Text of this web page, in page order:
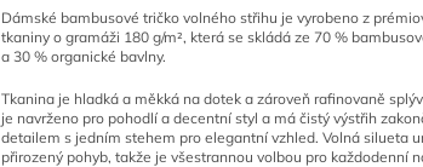
Dámské bambusové tričko volného střihu je vyrobeno z
tkaniny o gramáži 180 g/m², která se skládá ze 70 %
a 30 % organické bavlny.
Tkanina je hladká a měkká na dotek a zároveň rafinovaně
je navrženo pro pohodlí a decentní styl a má čistý výstřih
detailem s jedním stehem pro elegantní vzhled. Volná silueta
přirozený pohyb, takže je všestrannou volbou pro každodenní